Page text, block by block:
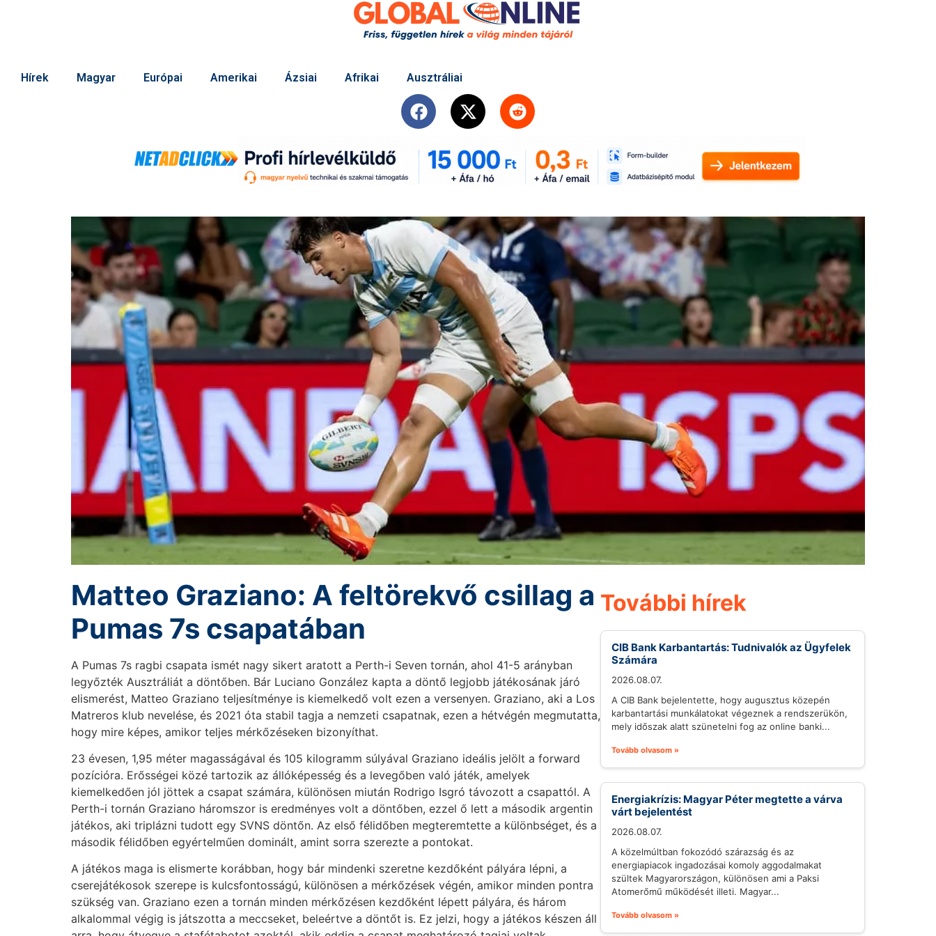
Hírek Magyar Európai Amerikai Ázsiai Afrikai Ausztráliai
Matteo Graziano: A feltörekvő csillag a
Pumas 7s csapatában
A Pumas 7s ragbi csapata ismét nagy sikert aratott a Perth-i Seven tornán, ahol 41-5 arányban
legyőzték Ausztráliát a döntőben. Bár Luciano González kapta a döntő legjobb játékosának járó
elismerést, Matteo Graziano teljesítménye is kiemelkedő volt ezen a versenyen. Graziano, aki a Los
Matreros klub nevelése, és 2021 óta stabil tagja a nemzeti csapatnak, ezen a hétvégén megmutatta,
hogy mire képes, amikor teljes mérkőzéseken bizonyíthat.
23 évesen, 1,95 méter magasságával és 105 kilogramm súlyával Graziano ideális jelölt a forward
pozícióra. Erősségei közé tartozik az állóképesség és a levegőben való játék, amelyek
kiemelkedően jól jöttek a csapat számára, különösen miután Rodrigo Isgró távozott a csapattól. A
Perth-i tornán Graziano háromszor is eredményes volt a döntőben, ezzel ő lett a második argentin
játékos, aki triplázni tudott egy SVNS döntőn. Az első félidőben megteremtette a különbséget, és a
második félidőben egyértelműen dominált, amint sorra szerezte a pontokat.
A játékos maga is elismerte korábban, hogy bár mindenki szeretne kezdőként pályára lépni, a
cserejátékosok szerepe is kulcsfontosságú, különösen a mérkőzések végén, amikor minden pontra
szükség van. Graziano ezen a tornán minden mérkőzésen kezdőként lépett pályára, és három
alkalommal végig is játszotta a meccseket, beleértve a döntőt is. Ez jelzi, hogy a játékos készen áll
További hírek
CIB Bank Karbantartás: Tudnivalók az Ügyfelek
Számára
2026.08.07.
A CIB Bank bejelentette, hogy augusztus közepén
karbantartási munkálatokat végeznek a rendszerükön,
mely időszak alatt szünetelni fog az online banki...
Tovább olvasom »
Energiakrízis: Magyar Péter megtette a várva
várt bejelentést
2026.08.07.
A közelmúltban fokozódó szárazság és az
energiapiacok ingadozásai komoly aggodalmakat
szültek Magyarországon, különösen ami a Paksi
Atomerőmű működését illeti. Magyar...
Tovább olvasom »